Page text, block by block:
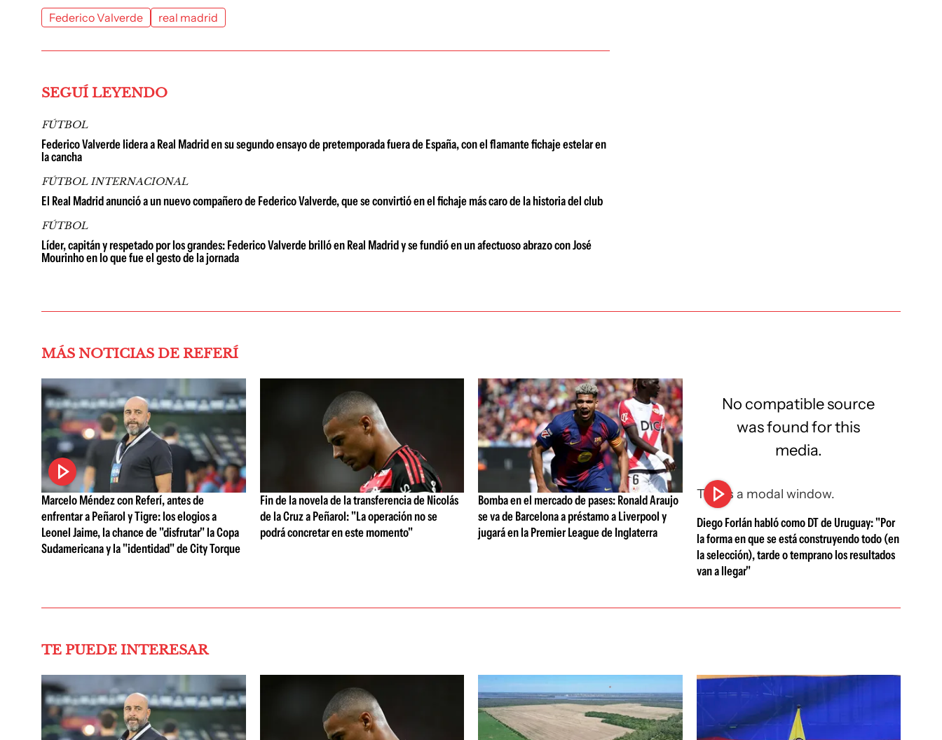
Federico Valverde real madrid
SEGUÍ LEYENDO
FÚTBOL
Federico Valverde lidera a Real Madrid en su segundo ensayo de pretemporada fuera de España, con el flamante fichaje estelar en
la cancha
FÚTBOL INTERNACIONAL
El Real Madrid anunció a un nuevo compañero de Federico Valverde, que se convirtió en el fichaje más caro de la historia del club
FÚTBOL
Líder, capitán y respetado por los grandes: Federico Valverde brilló en Real Madrid y se fundió en un afectuoso abrazo con José
Mourinho en lo que fue el gesto de la jornada
MÁS NOTICIAS DE REFERÍ
Marcelo Méndez con Referí, antes de
enfrentar a Peñarol y Tigre: los elogios a
Leonel Jaime, la chance de "disfrutar" la Copa
Sudamericana y la "identidad" de City Torque
Fin de la novela de la transferencia de Nicolás
de la Cruz a Peñarol: "La operación no se
podrá concretar en este momento"
Bomba en el mercado de pases: Ronald Araujo
se va de Barcelona a préstamo a Liverpool y
jugará en la Premier League de Inglaterra
This is a modal window.
No compatible source
was found for this
media.
Diego Forlán habló como DT de Uruguay: "Por
la forma en que se está construyendo todo (en
la selección), tarde o temprano los resultados
van a llegar"
TE PUEDE INTERESAR